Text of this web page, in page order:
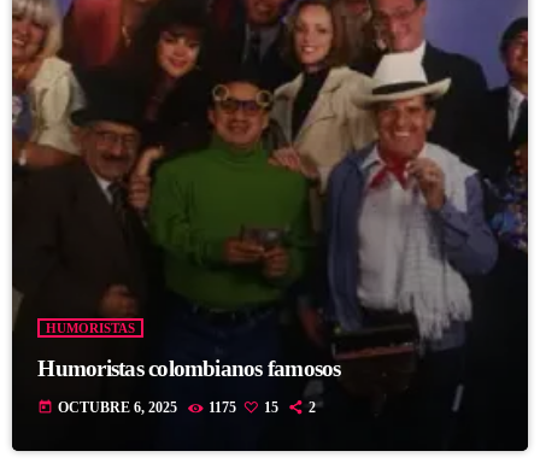
HUMORISTAS
Humoristas colombianos famosos
today OCTUBRE 6, 2025 1175 15 2